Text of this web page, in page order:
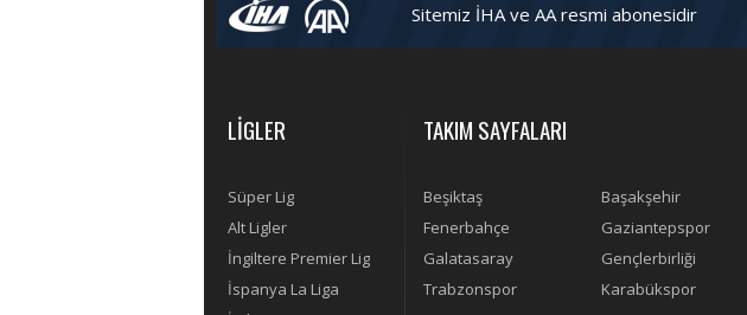
Sitemiz İHA ve AA resmi abonesidir
LİGLER
Süper Lig
Alt Ligler
İngiltere Premier Lig
İspanya La Liga
TAKIM SAYFALARI
Beşiktaş Başakşehir
Fenerbahçe
Gaziantepspor
Galatasaray
Gençlerbirliği
Trabzonspor
Karabükspor